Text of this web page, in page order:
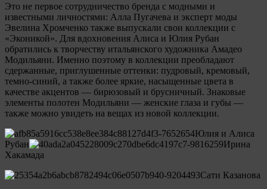
Это не первое сотрудничество бренда с модными и
известными личностями: Алла Пугачева и эксперт моды
Эвелина Хромченко также выпускали свои коллекции с
«Эконикой». Для вдохновения Алиса и Юлия Рубан
обратились к творчеству итальянского художника Амадео
Модильяни. Именно поэтому в коллекции преобладают
сдержанные, приглушенные оттенки: пудровый, кремовый,
темно-синий, а также более яркие, насыщенные цвета в
качестве акцентов — бирюзовый и брусничный. Знаковые
элементы полотен Модильяни — женские глаза и губы —
также можно увидеть на вещах из новой коллекции.
Юлия и Алиса
Рубан
Ирина
Хакамада
Сати Казанова